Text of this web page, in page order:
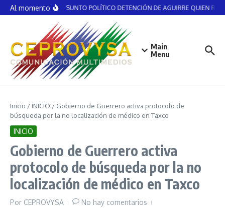
Saltar al contenido
Al momentoNO ES ASUNTO POLÍTICO DETENCIÓN DE AGUIRRE QUIEN
Main
Menu
Inicio / INICIO / Gobierno de Guerrero activa protocolo de
búsqueda por la no localización de médico en Taxco
INICIO
Gobierno de Guerrero activa
protocolo de búsqueda por la no
localización de médico en Taxco
Por CEPROVYSA
No hay comentarios